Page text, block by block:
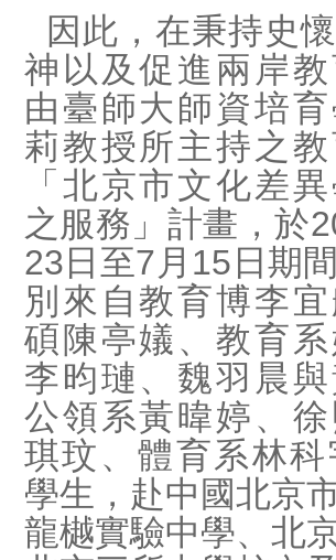
因此，在秉持史
神以及促進兩岸
由臺師大師資培
莉教授所主持之
「北京市文化差
之服務」計畫，於
23日至7月15日期
別來自教育博李
碩陳亭嬟、教育
李昀璉、魏羽晨
公領系黃暐婷、
琪玟、體育系林
學生，赴中國北京
龍樾實驗中學、北